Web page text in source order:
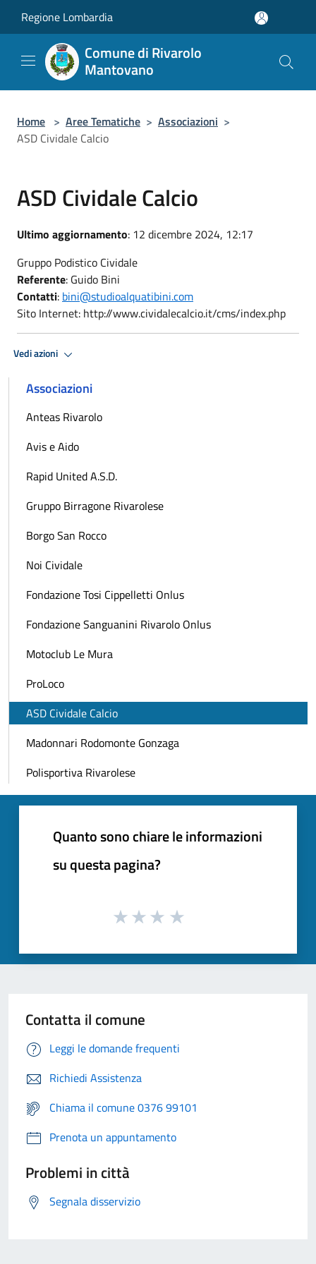
Regione Lombardia
Comune di Rivarolo
Mantovano
Home > Aree Tematiche > Associazioni >
ASD Cividale Calcio
ASD Cividale Calcio
Ultimo aggiornamento: 12 dicembre 2024, 12:17
Gruppo Podistico Cividale
Referente: Guido Bini
Contatti: bini@studioalquatibini.com
Sito Internet: http://www.cividalecalcio.it/cms/index.php
Vedi azioni
Associazioni
Anteas Rivarolo
Avis e Aido
Rapid United A.S.D.
Gruppo Birragone Rivarolese
Borgo San Rocco
Noi Cividale
Fondazione Tosi Cippelletti Onlus
Fondazione Sanguanini Rivarolo Onlus
Motoclub Le Mura
ProLoco
ASD Cividale Calcio
Madonnari Rodomonte Gonzaga
Polisportiva Rivarolese
Quanto sono chiare le informazioni
su questa pagina?
Contatta il comune
Leggi le domande frequenti
Richiedi Assistenza
Chiama il comune 0376 99101
Prenota un appuntamento
Problemi in città
Segnala disservizio